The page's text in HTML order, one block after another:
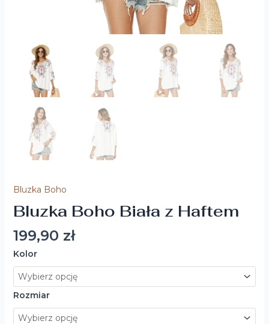
Bluzka Boho
Bluzka Boho Biała z Haftem
199,90 zł
Kolor
Rozmiar